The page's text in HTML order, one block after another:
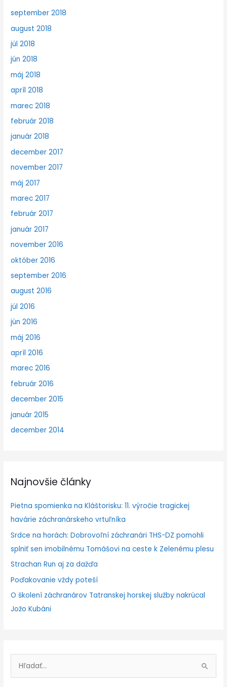
september 2018
august 2018
júl 2018
jún 2018
máj 2018
apríl 2018
marec 2018
február 2018
január 2018
december 2017
november 2017
máj 2017
marec 2017
február 2017
január 2017
november 2016
október 2016
september 2016
august 2016
júl 2016
jún 2016
máj 2016
apríl 2016
marec 2016
február 2016
december 2015
január 2015
december 2014
Najnovšie články
Pietna spomienka na Kláštorisku: 11. výročie tragickej
havárie záchranárskeho vrtuľníka
Srdce na horách: Dobrovoľní záchranári THS-DZ pomohli
splniť sen imobilnému Tomášovi na ceste k Zelenému plesu
Strachan Run aj za dažďa
Poďakovanie vždy poteší
O školení záchranárov Tatranskej horskej služby nakrúcal
Jožo Kubáni